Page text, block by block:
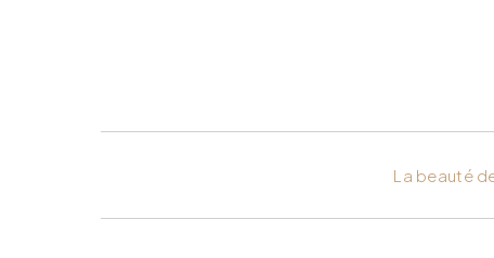
La beauté